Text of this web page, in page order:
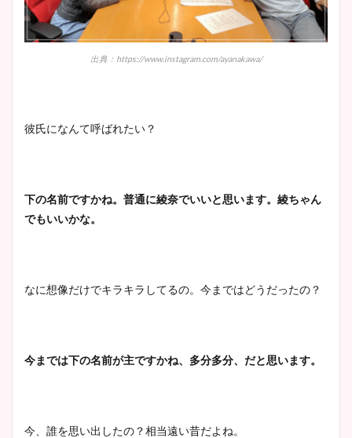
出典：https://www.instagram.com/ayanakawa/
彼氏になんて呼ばれたい？
下の名前ですかね。普通に綾奈でいいと思います。綾ちゃん
でもいいかな。
なに想像だけでキラキラしてるの。今まではどうだったの？
今までは下の名前が主ですかね、多分多分、だと思います。
今、誰を思い出したの？相当遠い昔だよね。